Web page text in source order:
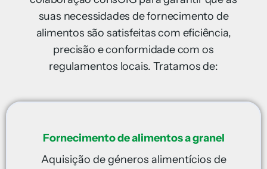
suas necessidades de fornecimento de
alimentos são satisfeitas com eficiência,
precisão e conformidade com os
regulamentos locais. Tratamos de:
Fornecimento de alimentos a granel
Aquisição de géneros alimentícios de